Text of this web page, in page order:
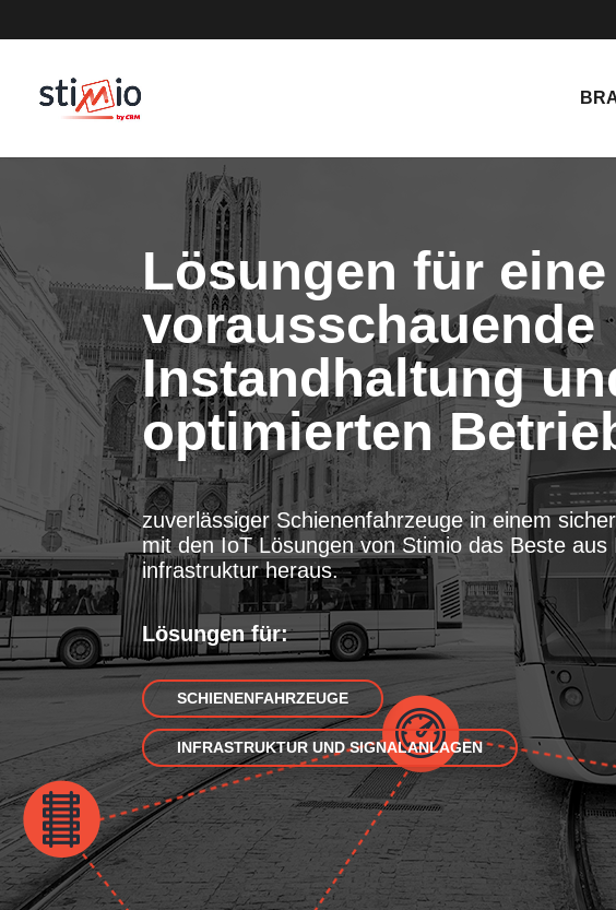
Lösungen für eine
vorausschauende
Instandhaltung
optimierten
zuverlässiger Schienenfahrzeuge in einem
mit den IoT Lösungen von Stimio das Beste
infrastruktur heraus.
Lösungen für:
SCHIENENFAHRZEUGE
INFRASTRUKTUR UND SIGNALANLAGEN